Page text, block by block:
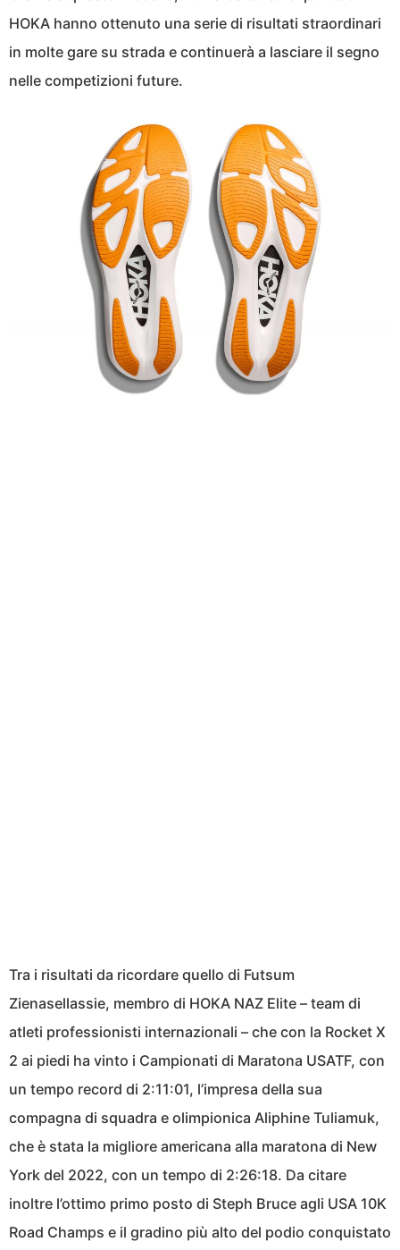
HOKA hanno ottenuto una serie di risultati straordinari
in molte gare su strada e continuerà a lasciare il segno
nelle competizioni future.
Tra i risultati da ricordare quello di Futsum
Zienasellassie, membro di HOKA NAZ Elite – team di
atleti professionisti internazionali – che con la Rocket X
2 ai piedi ha vinto i Campionati di Maratona USATF, con
un tempo record di 2:11:01, l’impresa della sua
compagna di squadra e olimpionica Aliphine Tuliamuk,
che è stata la migliore americana alla maratona di New
York del 2022, con un tempo di 2:26:18. Da citare
inoltre l’ottimo primo posto di Steph Bruce agli USA 10K
Road Champs e il gradino più alto del podio conquistato